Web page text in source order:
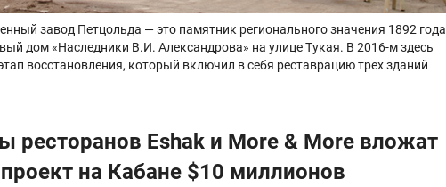
завод Петцольда — это памятник регионального значения 1892 года
дом «Наследники В.И. Александрова» на улице Тукая. В 2016-м здесь
восстановления, который включил в себя реставрацию трех зданий
ресторанов Eshak и More & More вложат
на Кабане $10 миллионов